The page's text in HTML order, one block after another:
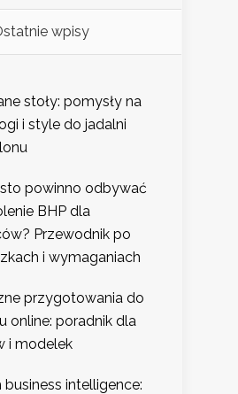
wpisy
stoły: pomysły na
i style do jadalni
powinno odbywać
BHP dla
Przewodnik po
i wymaganiach
przygotowania do
online: poradnik dla
i modelek
intelligence: